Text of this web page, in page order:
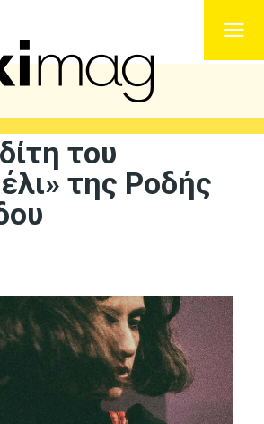
του
της Ροδής